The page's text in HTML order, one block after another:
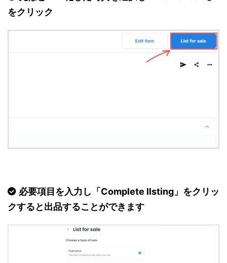
をクリック
必要項目を入力し「Complete llsting」をクリッ
クすると出品することができます